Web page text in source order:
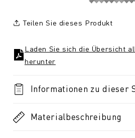
Teilen Sie dieses Produkt
Laden Sie sich die Übersicht
herunter
Informationen zu dieser
Materialbeschreibung